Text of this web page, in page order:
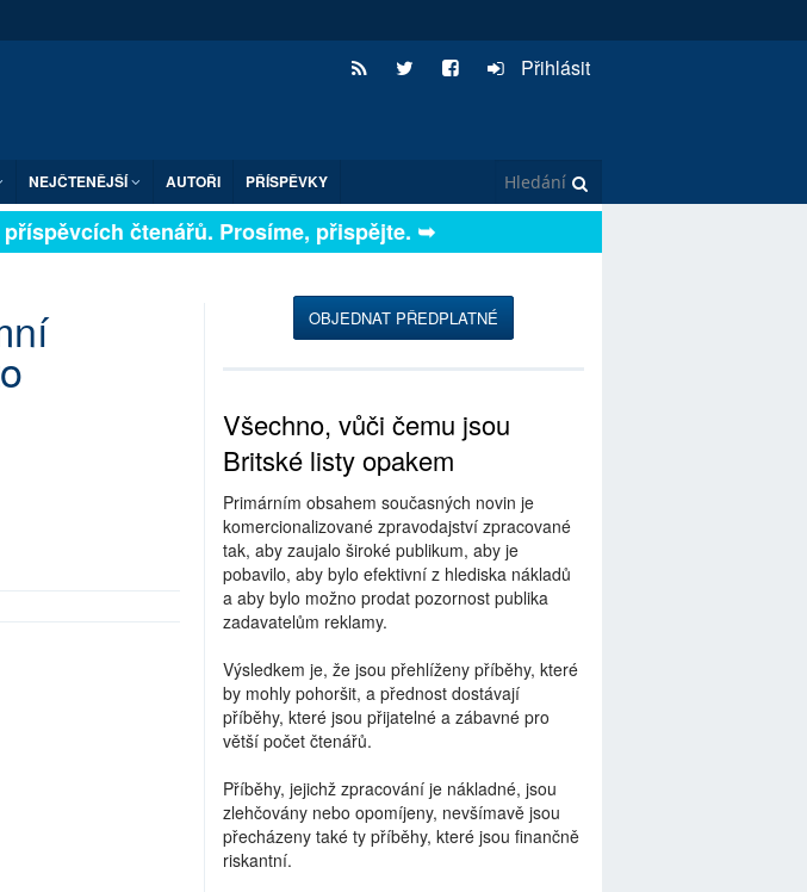
Přihlásit
NEJČTENĚJŠÍ AUTOŘI PŘÍSPĚVKY
čtenářů. Prosíme, přispějte. ➥
OBJEDNAT PŘEDPLATNÉ
Všechno, vůči čemu jsou
Britské listy opakem
Primárním obsahem současných novin je
komercionalizované zpravodajství zpracované
tak, aby zaujalo široké publikum, aby je
pobavilo, aby bylo efektivní z hlediska nákladů
a aby bylo možno prodat pozornost publika
zadavatelům reklamy.
Výsledkem je, že jsou přehlíženy příběhy, které
by mohly pohoršit, a přednost dostávají
příběhy, které jsou přijatelné a zábavné pro
větší počet čtenářů.
Příběhy, jejichž zpracování je nákladné, jsou
zlehčovány nebo opomíjeny, nevšímavě jsou
přecházeny také ty příběhy, které jsou finančně
riskantní.